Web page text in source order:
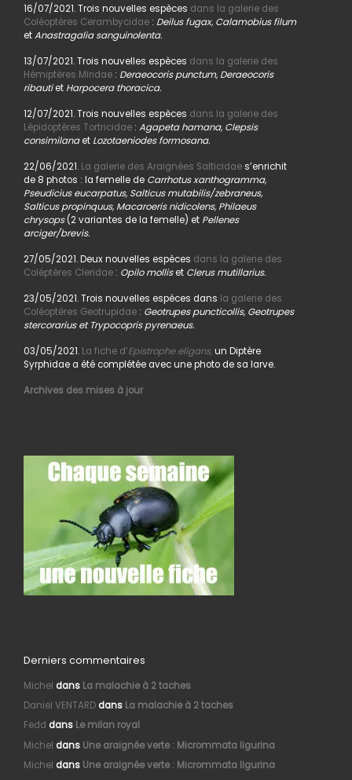
16/07/2021. Trois nouvelles espèces dans la galerie des
Coléoptères Cerambycidae: Deilus fugax, Calamobius filum
etAnastragalia sanguinolenta.
13/07/2021. Trois nouvelles espèces dans la galerie des
Hémiptères Miridae: Deraeocoris punctum, Deraeocoris
ribautiet Harpocera thoracica.
12/07/2021. Trois nouvelles espèces dans la galerie des
Lépidoptères Tortricidae: Agapeta hamana, Clepsis
consimilanaet Lozotaeniodes formosana.
22/06/2021. La galerie des Araignées Salticidaes’enrichit
de 8 photos : la femelle de Carrhotus xanthogramma,
Pseudicius eucarpatus, Salticus mutabilis/zebraneus,
Salticus propinquus, Macaroeris nidicolens, Philaeus
chrysops(2 variantes de la femelle) et Pellenes
arciger/brevis.
27/05/2021. Deux nouvelles espèces dans la galerie des
Coléptères Cleridae: Opilo molliset Clerus mutillarius.
23/05/2021. Trois nouvelles espèces dans la galerie des
Coléoptères Geotrupidae: Geotrupes puncticollis, Geotrupes
stercorarius et Trypocopris pyrenaeus.
03/05/2021. La fiche d’Epistrophe eligans,un Diptère
Syrphidae a été complétée avec une photo de sa larve.
Archives des mises à jour
Derniers commentaires
Michel dans La malachie à 2 taches
Daniel VENTARDdans La malachie à 2 taches
Fedd dans Le milan royal
Michel dans Une araignée verte : Micrommata ligurina
Michel dans Une araignée verte : Micrommata ligurina